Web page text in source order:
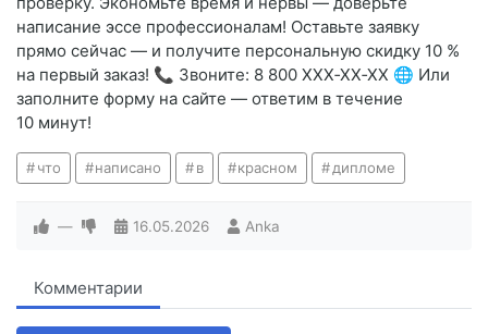
написание эссе профессионалам! Оставьте заявку
прямо сейчас — и получите персональную скидку 10 %
на первый заказ! 📞 Звоните: 8 800 XXX‑XX‑XX 🌐 Или
заполните форму на сайте — ответим в течение
10 минут!
что написано в красном дипломе
— 16.05.2026 Anka
Комментарии